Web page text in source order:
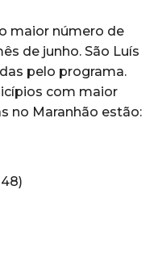
maior número de
de junho. São Luís
pelo programa.
com maior
no Maranhão estão: